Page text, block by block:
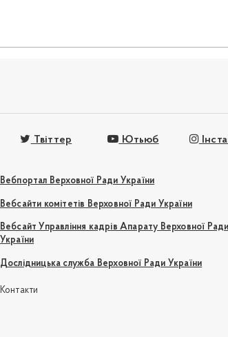
Твіттер Ютьюб
Вебпортал Верховної Ради України
Вебсайти комітетів Верховної Ради України
Вебсайт Управління кадрів Апарату Верховної Ради
України
Дослідницька служба Верховної Ради України
Контакти